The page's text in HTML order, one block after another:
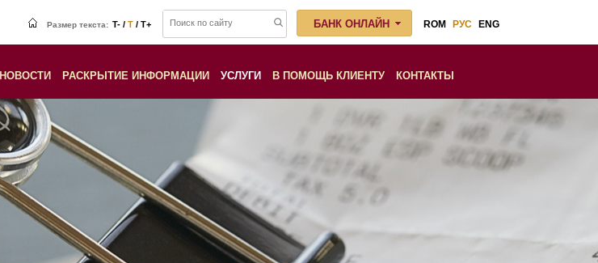
Размер текста: T- / T / T+ БАНК ОНЛАЙН ROM РУС ENG
НОВОСТИ РАСКРЫТИЕ ИНФОРМАЦИИ УСЛУГИ В ПОМОЩЬ КЛИЕНТУ КОНТАКТЫ